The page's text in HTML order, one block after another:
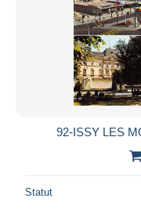
92-ISSY LES
Statut